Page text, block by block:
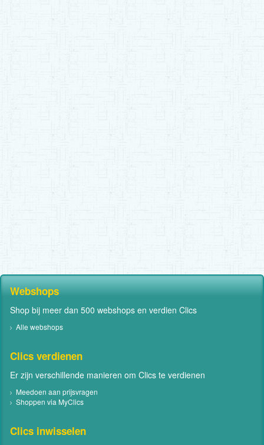
Webshops
Shop bij meer dan 500 webshops en verdien Clics
Alle webshops
Clics verdienen
Er zijn verschillende manieren om Clics te verdienen
Meedoen aan prijsvragen
Shoppen via MyClics
Clics inwisselen